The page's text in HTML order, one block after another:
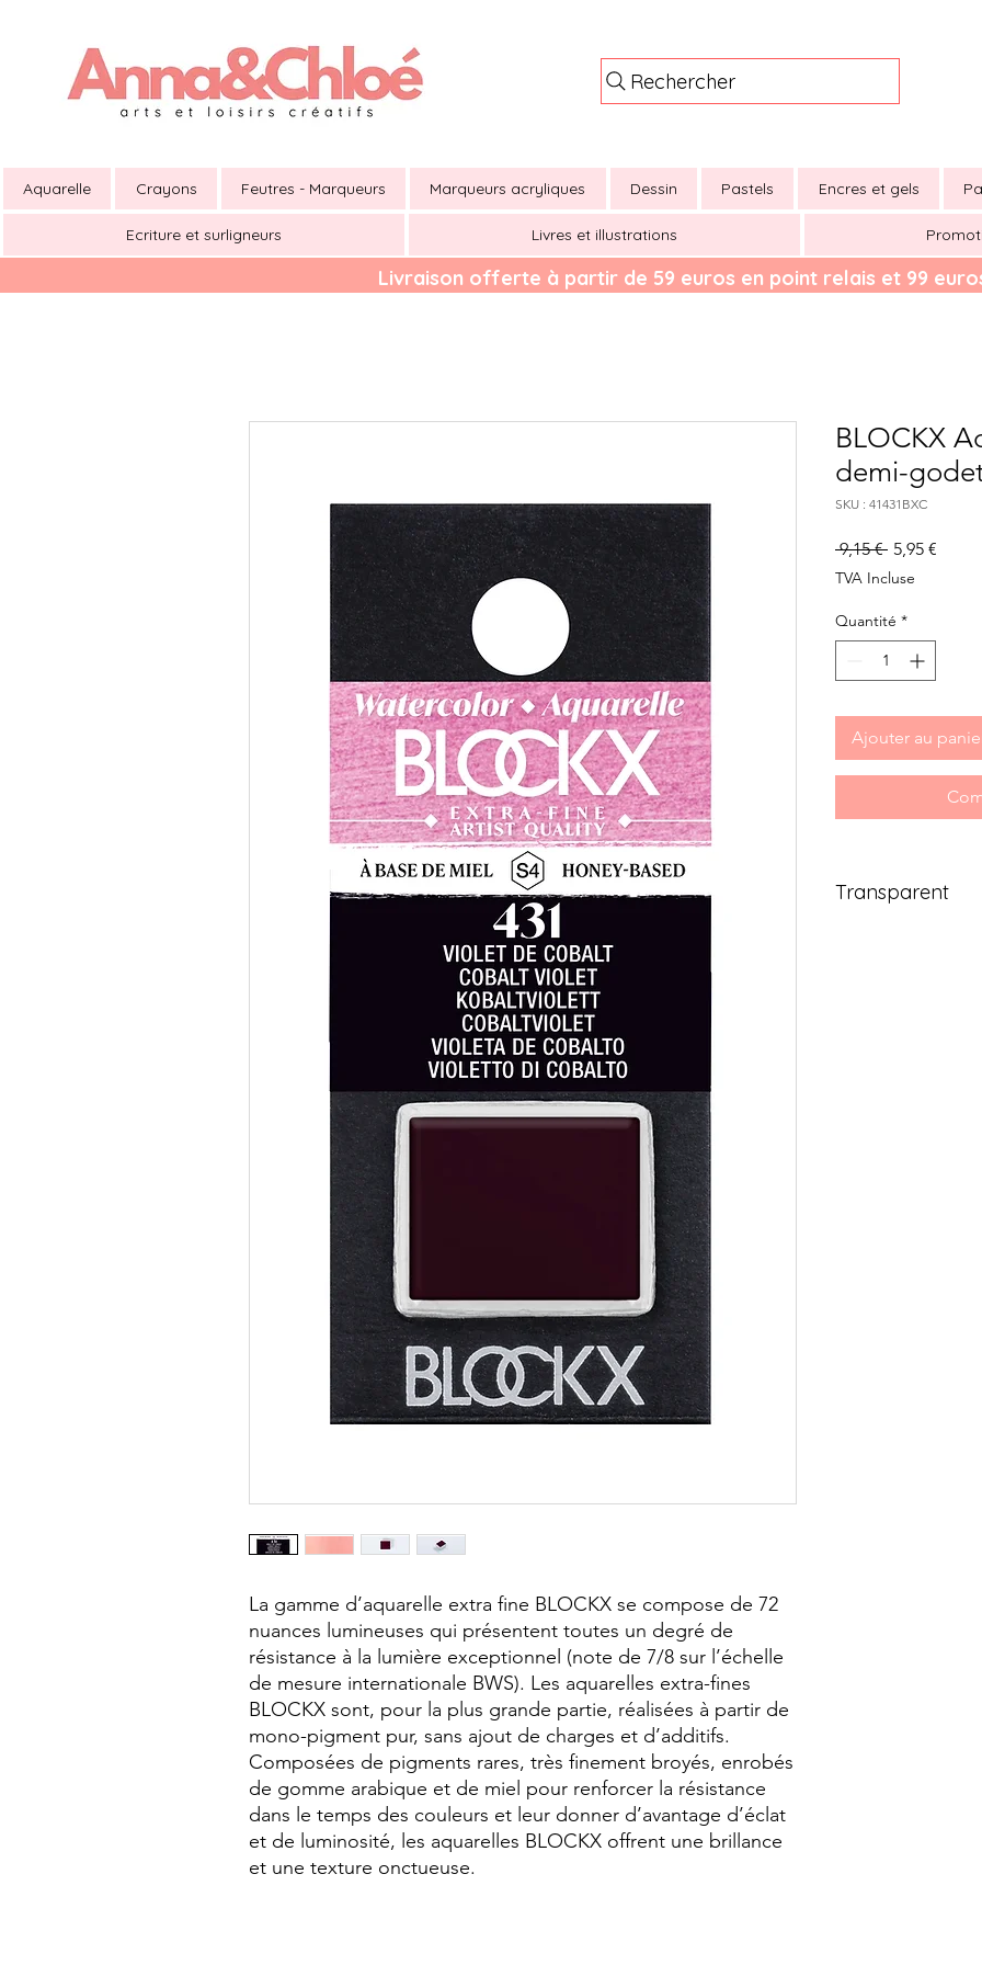
Rechercher
Aquarelle Crayons Feutres - Marqueurs Marqueurs acryliques Dessin Pastels Encres et gels
Ecriture et surligneurs Livres et illustrations
Livraison offerte à partir de 59 euros en point relais et 99
La gamme d’aquarelle extra fine BLOCKX se compose de 72
nuances lumineuses qui présentent toutes un degré de
résistance à la lumière exceptionnel (note de 7/8 sur l’échelle
de mesure internationale BWS). Les aquarelles extra-fines
BLOCKX sont, pour la plus grande partie, réalisées à partir de
mono-pigment pur, sans ajout de charges et d’additifs.
Composées de pigments rares, très finement broyés, enrobés
de gomme arabique et de miel pour renforcer la résistance
dans le temps des couleurs et leur donner d’avantage d’éclat
et de luminosité, les aquarelles BLOCKX offrent une brillance
et une texture onctueuse.
BLOCKX
demi-
SKU : 41431BXC
9,15 € Prix
original
5,95 €
TVA Incluse
Quantité *
Ajouter au
Transparent